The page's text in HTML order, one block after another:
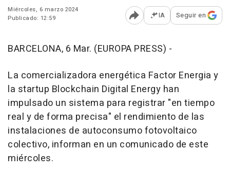
Miércoles, 6 marzo 2024
Publicado: 12:59
Abrir opciones para
IA Seguir en
BARCELONA, 6 Mar. (EUROPA PRESS) -
La comercializadora energética Factor Energia y
la startup Blockchain Digital Energy han
impulsado un sistema para registrar "en tiempo
real y de forma precisa" el rendimiento de las
instalaciones de autoconsumo fotovoltaico
colectivo, informan en un comunicado de este
miércoles.